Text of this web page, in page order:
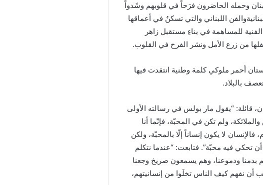
وحمله الحاضرون فرَحاً في قلوبهم وشَدواً
اللبناني والتي تسكنُ في أعماقها
للمساهمة في بناءِ مستقبل زاهر
من زرع الأمل ونشر الفرح في القلوب.
أحمر ملوكي كلمة وطنية انتقدت فيها
بالبلاد.
قائلة: “يقول مار بولس في رسالته الأولى
ولم تكن في المحبّة، فإنّما أنا
لا يكون إنساناً إلّا بالمحبّة، ولكن
فيه محبّة”. فتابعت: “عندما نتكلم
بدمنا ودموعنا، وهم يسمعون صريخ وجعنا
نفهم كيف الناس تخلَوا من إنسانيتهم،